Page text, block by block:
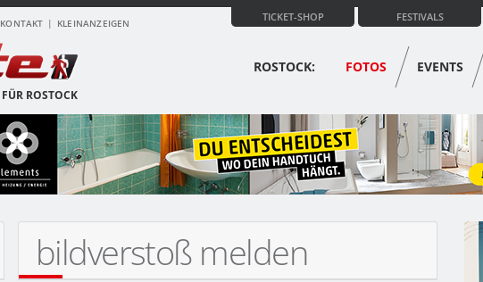
KONTAKT KLEINANZEIGEN FESTIVALS
TICKET-SHOP
FÜR ROSTOCK
ROSTOCK: FOTOS EVENTS
bildverstoß melden